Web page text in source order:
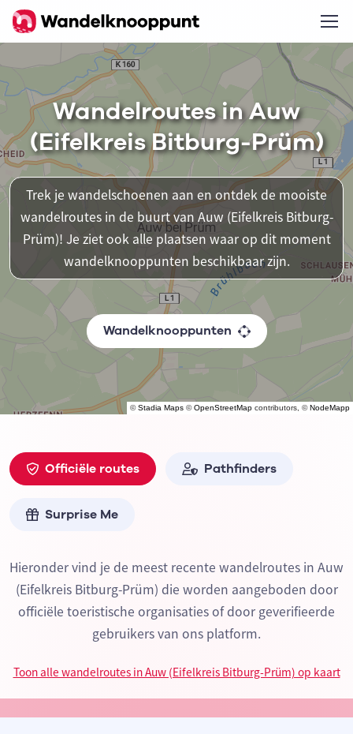
©Stadia Maps ©OpenStreetMap contributors, ©NodeMapp
Wandelroutes in Auw
(Eifelkreis Bitburg-Prüm)
Trek je wandelschoenen aan en ontdek de mooiste
wandelroutes in de buurt van Auw (Eifelkreis Bitburg-
Prüm)! Je ziet ook alle plaatsen waar op dit moment
wandelknooppunten beschikbaar zijn.
Wandelknooppunten
Officiële routes Pathfinders
Surprise Me
Hieronder vind je de meest recente wandelroutes in Auw
(Eifelkreis Bitburg-Prüm) die worden aangeboden door
officiële toeristische organisaties of door geverifieerde
gebruikers van ons platform.
Toon alle wandelroutes in Auw (Eifelkreis Bitburg-Prüm) op kaart